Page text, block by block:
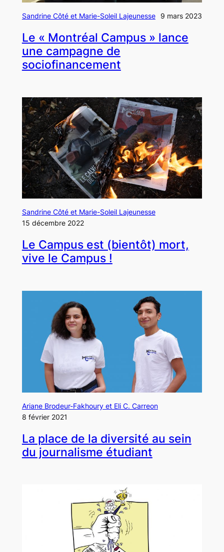
Sandrine Côté et Marie-Soleil Lajeunesse 9 mars 2023
Le « Montréal Campus » lance
une campagne de
sociofinancement
Sandrine Côté et Marie-Soleil Lajeunesse
15 décembre 2022
Le Campus est (bientôt) mort,
vive le Campus !
Ariane Brodeur-Fakhoury et Eli C. Carreon
8 février 2021
La place de la diversité au sein
du journalisme étudiant